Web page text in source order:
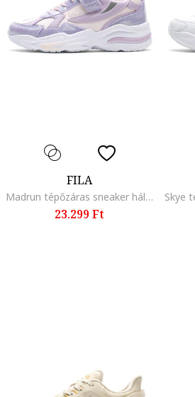
FILA
Madrun tépőzáras sneaker hálós részletekkel, Bézs/Halványlila
23.299 Ft